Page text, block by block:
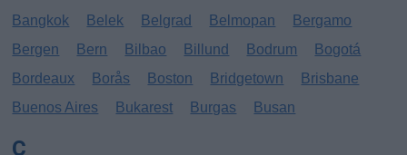
Bangkok
Belek Belgrad Belmopan
Bergamo
Bergen
Bern Bilbao Billund Bodrum
Bogotá
Bordeaux
Borås Boston Bridgetown
Brisbane
Buenos Aires
Bukarest Burgas Busan
C